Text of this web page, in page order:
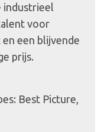
industrieel
voor
een blijvende
prijs.
Best Picture,